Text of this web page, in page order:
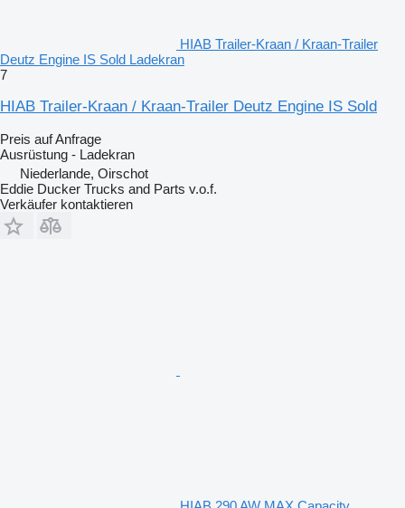
HIAB Trailer-Kraan / Kraan-Trailer
Deutz Engine IS Sold Ladekran
7
HIAB Trailer-Kraan / Kraan-Trailer Deutz Engine IS Sold
Preis auf Anfrage
Ausrüstung - Ladekran
Niederlande, Oirschot
Eddie Ducker Trucks and Parts v.o.f.
Verkäufer kontaktieren